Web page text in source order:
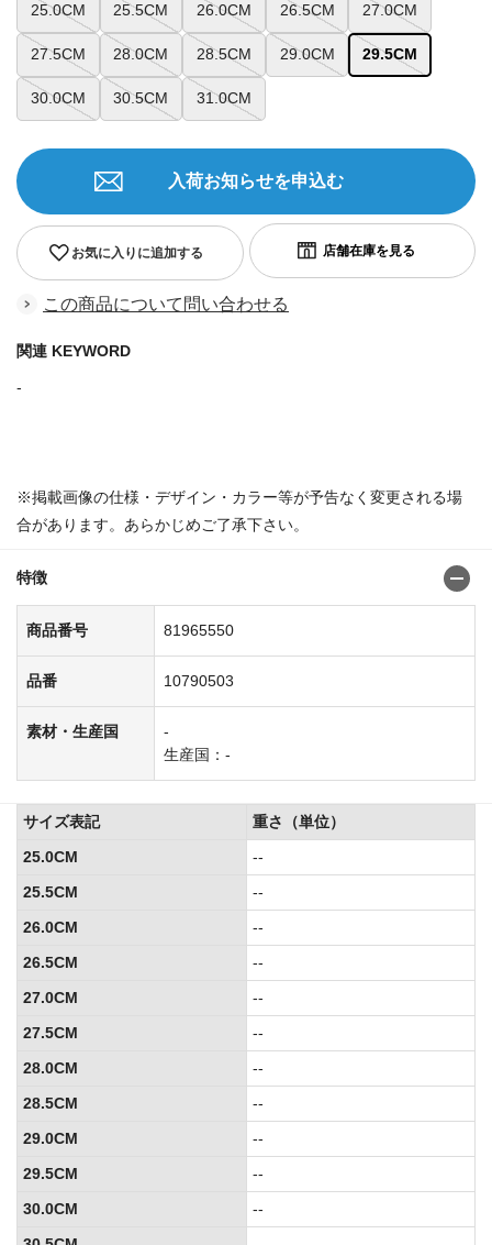
25.0CM 25.5CM 26.0CM 26.5CM 27.0CM
27.5CM 28.0CM 28.5CM 29.0CM 29.5CM
30.0CM 30.5CM 31.0CM
お気に入りに追加する
入荷お知らせを申込む
この商品について問い合わせる
関連 KEYWORD
-
※掲載画像の仕様・デザイン・カラー等が予告なく変更される場
合があります。あらかじめご了承下さい。
特徴
商品番号 81965550
品番 10790503
素材・生産国
-
生産国：-
サイズ表記
重さ（単位）
25.0CM
--
25.5CM
--
26.0CM
--
26.5CM
--
27.0CM
--
27.5CM
--
28.0CM
--
28.5CM
--
29.0CM
--
29.5CM
--
30.0CM
--